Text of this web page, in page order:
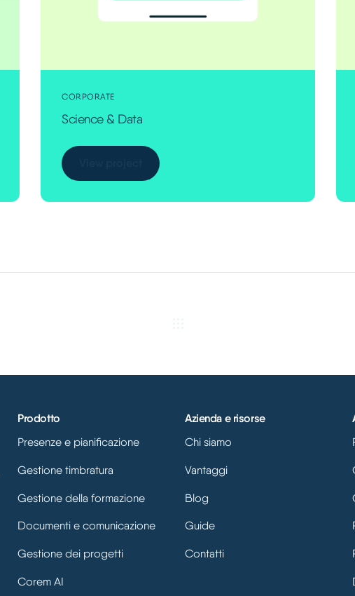
CORPORATE
Science & Data
Prodotto
Presenze e pianificazione
Gestione timbratura
Gestione della formazione
Documenti e comunicazione
Gestione dei progetti
Corem AI
Azienda e risorse
Chi siamo
Vantaggi
Blog
Guide
Contatti